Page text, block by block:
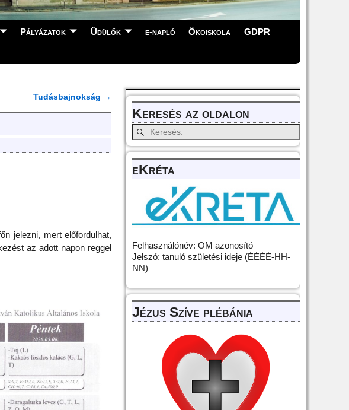
Pályázatok Üdülők e-napló Ökoiskola
GDPR
Tudásbajnokság →
jelezni, mert előfordulhat,
az adott napon reggel
Keresés az oldalon
eKréta
Felhasználónév: OM azonosító
Jelszó: tanuló születési ideje (ÉÉÉÉ-HH-
NN)
Jézus Szíve plébánia